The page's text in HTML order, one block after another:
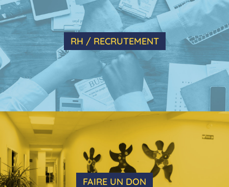
RH / RECRUTEMENT
FAIRE UN DON